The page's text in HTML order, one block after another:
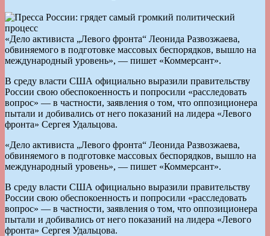
«Дело активиста „Левого фронта“ Леонида Развозжаева,
обвиняемого в подготовке массовых беспорядков, вышло на
международный уровень», — пишет «Коммерсант».
В среду власти США официально выразили правительству
России свою обеспокоенность и попросили «расследовать
вопрос» — в частности, заявления о том, что оппозиционера
пытали и добивались от него показаний на лидера «Левого
фронта» Сергея Удальцова.
«Дело активиста „Левого фронта“ Леонида Развозжаева,
обвиняемого в подготовке массовых беспорядков, вышло на
международный уровень», — пишет «Коммерсант».
В среду власти США официально выразили правительству
России свою обеспокоенность и попросили «расследовать
вопрос» — в частности, заявления о том, что оппозиционера
пытали и добивались от него показаний на лидера «Левого
фронта» Сергея Удальцова.